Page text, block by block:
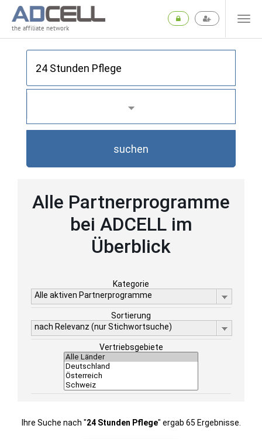
the affiliate network
suchen
Alle Partnerprogramme
bei ADCELL im
Überblick
Kategorie
Alle aktiven Partnerprogramme
Sortierung
nach Relevanz (nur Stichwortsuche)
Vertriebsgebiete
Ihre Suche nach "24 Stunden Pflege" ergab 65 Ergebnisse.